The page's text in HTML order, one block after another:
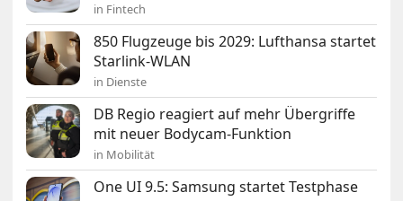
in Fintech
850 Flugzeuge bis 2029: Lufthansa startet
Starlink-WLAN
in Dienste
DB Regio reagiert auf mehr Übergriffe
mit neuer Bodycam-Funktion
in Mobilität
One UI 9.5: Samsung startet Testphase